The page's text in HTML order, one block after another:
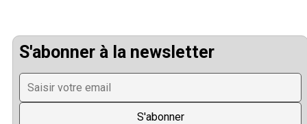
S'abonner à la newsletter